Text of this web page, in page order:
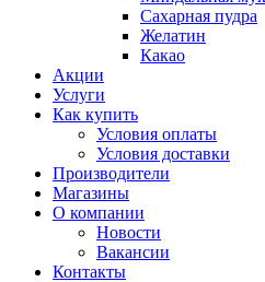
Сахарная пудра
Желатин
Какао
Акции
Услуги
Как купить
Условия оплаты
Условия доставки
Производители
Магазины
О компании
Новости
Вакансии
Контакты